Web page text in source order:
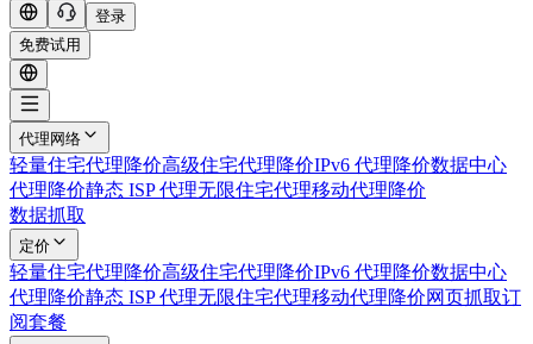
登录
免费试用
代理网络
轻量住宅代理降价高级住宅代理降价IPv6 代理降价数据中心
代理降价静态 ISP 代理无限住宅代理移动代理降价
数据抓取
定价
轻量住宅代理降价高级住宅代理降价IPv6 代理降价数据中心
代理降价静态 ISP 代理无限住宅代理移动代理降价网页抓取订
阅套餐